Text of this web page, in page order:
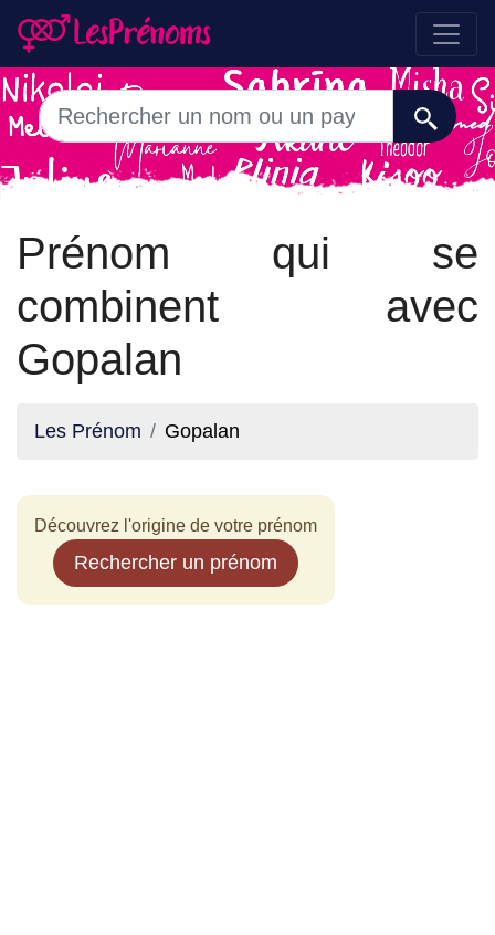
Prénom qui se
combinent avec
Gopalan
Les Prénom Gopalan
Découvrez l'origine de votre prénom
Rechercher un prénom